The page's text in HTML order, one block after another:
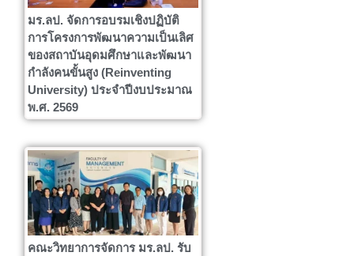
มร.ลป. จัดการอบรมเชิงปฏิบัติ
การโครงการพัฒนาความเป็นเลิศ
ของสถาบันอุดมศึกษาและพัฒนา
กำลังคนขั้นสูง (Reinventing
University) ประจำปีงบประมาณ
พ.ศ. 2569
คณะวิทยาการจัดการ มร.ลป. รับ